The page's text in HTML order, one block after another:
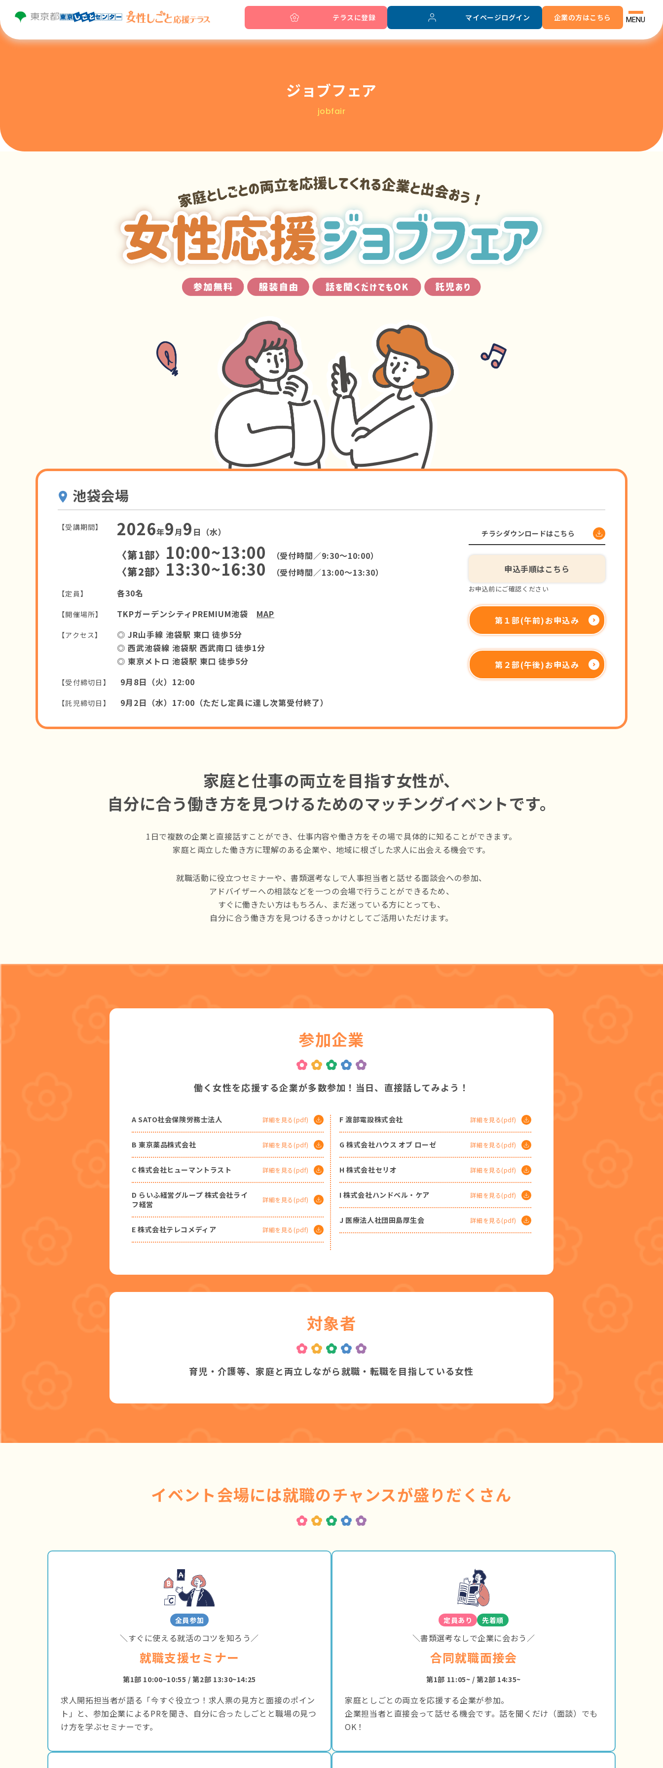
テラスに登録 マイページログイン 企業の方はこちら MENU
オンライン就職支援
ジョブフェア
jobfair
池袋会場
【受講期間】 2026年9月9 日（水）
〈第1部〉 10:00~13:00 （受付時間／9:30～10:00）
〈第2部〉 13:30~16:30 （受付時間／13:00～13:30）
【定員】 各30名
【開催場所】 TKPガーデンシティPREMIUM池袋 MAP
【アクセス】
◎ JR山手線 池袋駅 東口 徒歩5分
◎ 西武池袋線 池袋駅 西武南口 徒歩1分
◎ 東京メトロ 池袋駅 東口 徒歩5分
【受付締切日】 9月8日（火）12:00
【託児締切日】 9月2日（水）17:00 （ただし定員に達し次第受付終了）
チラシダウンロードはこちら
申込手順はこちら
お申込前にご確認ください
第１部(午前)お申込み
第２部(午後)お申込み
家庭と仕事の両立を目指す女性が、
自分に合う働き方を見つけるためのマッチングイベントです。
1日で複数の企業と直接話すことができ、仕事内容や働き方をその場で具体的に知ることができます。
家庭と両立した働き方に理解のある企業や、地域に根ざした求人に出会える機会です。
就職活動に役立つセミナーや、書類選考なしで人事担当者と話せる面談会への参加、
アドバイザーへの相談などを一つの会場で行うことができるため、
すぐに働きたい方はもちろん、まだ迷っている方にとっても、
自分に合う働き方を見つけるきっかけとしてご活用いただけます。
参加企業
働く女性を応援する企業が多数参加！ 当日、直接話してみよう！
A SATO社会保険労務士法人 詳細を見る(pdf)
B 東京薬品株式会社 詳細を見る(pdf)
C 株式会社ヒューマントラスト 詳細を見る(pdf)
D らいふ経営グループ 株式会社ライ
フ経営
詳細を見る(pdf)
E 株式会社テレコメディア 詳細を見る(pdf)
F 渡部電設株式会社 詳細を見る(pdf)
G 株式会社ハウス オブ ローゼ 詳細を見る(pdf)
H 株式会社セリオ 詳細を見る(pdf)
I 株式会社ハンドベル・ケア 詳細を見る(pdf)
J 医療法人社団田島厚生会 詳細を見る(pdf)
対象者
育児・介護等、家庭と両立しながら就職・転職を目指している女性
イベント会場には就職のチャンスが盛りだくさん
全員参加
＼すぐに使える就活のコツを知ろう／
就職支援セミナー
第1部 10:00~10:55 / 第2部 13:30~14:25
求人開拓担当者が語る「今すぐ役立つ！求人票の見方と面接のポイン
ト」と、参加企業によるPRを聞き、自分に合ったしごとと職場の見つ
け方を学ぶセミナーです。
定員あり 先着順
＼書類選考なしで企業に会おう／
合同就職面接会
第1部 11:05~ / 第2部 14:35~
家庭としごとの両立を応援する企業が参加。
企業担当者と直接会って話せる機会です。話を聞くだけ（面談）でも
OK！